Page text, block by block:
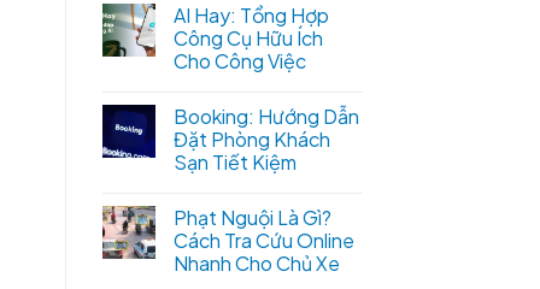
AI Hay: Tổng Hợp
Công Cụ Hữu Ích
Cho Công Việc
Booking: Hướng Dẫn
Đặt Phòng Khách
Sạn Tiết Kiệm
Phạt Nguội Là Gì?
Cách Tra Cứu Online
Nhanh Cho Chủ Xe